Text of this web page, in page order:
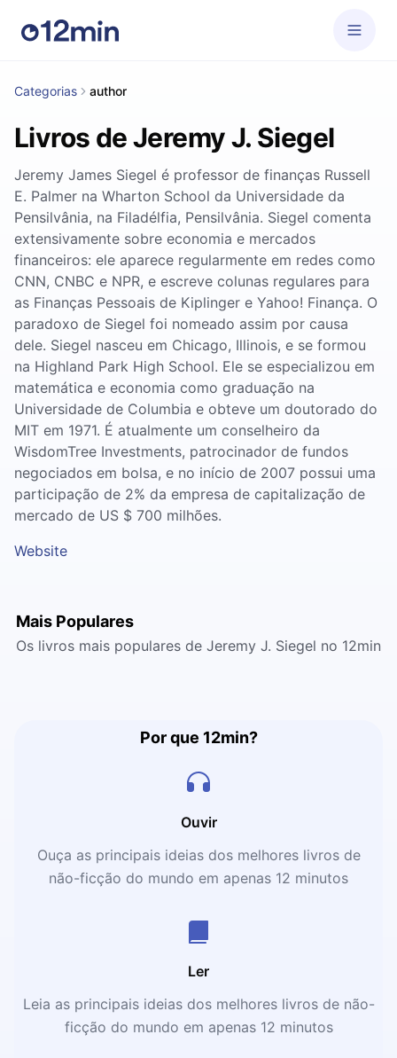
Categorias author
Livros de Jeremy J. Siegel
Jeremy James Siegel é professor de finanças Russell
E. Palmer na Wharton School da Universidade da
Pensilvânia, na Filadélfia, Pensilvânia. Siegel comenta
extensivamente sobre economia e mercados
financeiros: ele aparece regularmente em redes como
CNN, CNBC e NPR, e escreve colunas regulares para
as Finanças Pessoais de Kiplinger e Yahoo! Finança. O
paradoxo de Siegel foi nomeado assim por causa
dele. Siegel nasceu em Chicago, Illinois, e se formou
na Highland Park High School. Ele se especializou em
matemática e economia como graduação na
Universidade de Columbia e obteve um doutorado do
MIT em 1971. É atualmente um conselheiro da
WisdomTree Investments, patrocinador de fundos
negociados em bolsa, e no início de 2007 possui uma
participação de 2% da empresa de capitalização de
mercado de US $ 700 milhões.
Website
Mais Populares
Os livros mais populares de Jeremy J. Siegel no 12min
Por que 12min?
Ouvir
Ouça as principais ideias dos melhores livros de
não-ficção do mundo em apenas 12 minutos
Ler
Leia as principais ideias dos melhores livros de não-
ficção do mundo em apenas 12 minutos